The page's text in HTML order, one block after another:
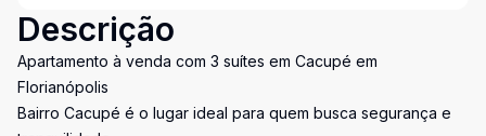
Descrição
Apartamento à venda com 3 suítes em Cacupé em
Florianópolis
Bairro Cacupé é o lugar ideal para quem busca segurança e